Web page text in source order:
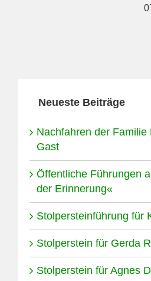
Neueste Beiträge
Nachfahren der Familie
Gast
Öffentliche Führungen
der Erinnerung«
Stolpersteinführung für
Stolperstein für Gerda
Stolperstein für Agnes